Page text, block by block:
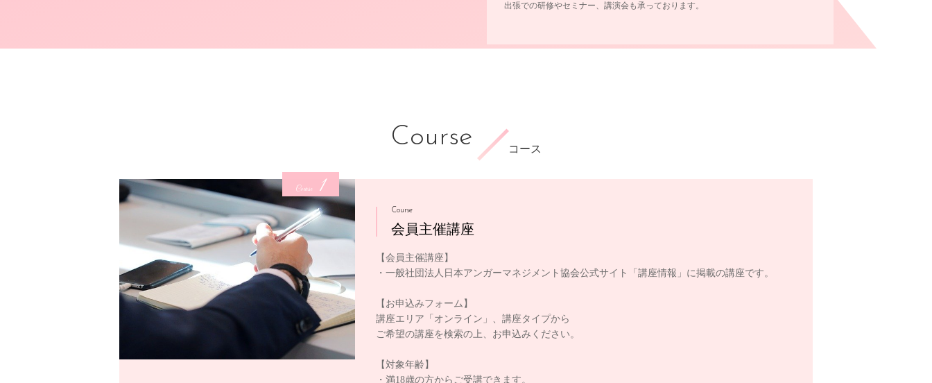
出張での研修やセミナー、講演会も承っております。
Course コース
Course 1
Course
会員主催講座
【会員主催講座】
・一般社団法人日本アンガーマネジメント協会公式サイト「講座情報」に掲載の講座です。
【お申込みフォーム】
講座エリア「オンライン」、講座タイプから
ご希望の講座を検索の上、お申込みください。
【対象年齢】
・満18歳の方からご受講できます。